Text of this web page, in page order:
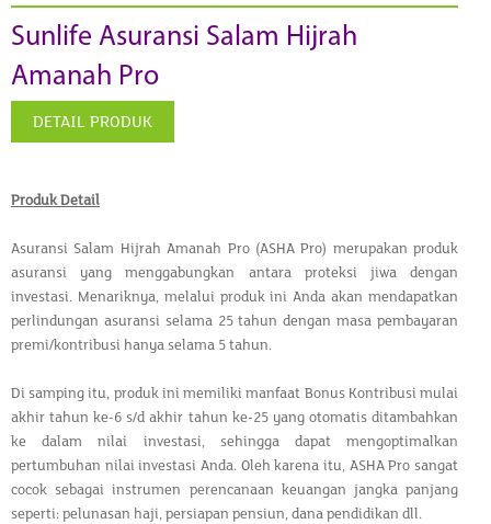
Sunlife Asuransi Salam Hijrah
Amanah Pro
DETAIL PRODUK
Produk Detail
Asuransi Salam Hijrah Amanah Pro (ASHA Pro) merupakan produk
asuransi yang menggabungkan antara proteksi jiwa dengan
investasi. Menariknya, melalui produk ini Anda akan mendapatkan
perlindungan asuransi selama 25 tahun dengan masa pembayaran
premi/kontribusi hanya selama 5 tahun.
Di samping itu, produk ini memiliki manfaat Bonus Kontribusi mulai
akhir tahun ke-6 s/d akhir tahun ke-25 yang otomatis ditambahkan
ke dalam nilai investasi, sehingga dapat mengoptimalkan
pertumbuhan nilai investasi Anda. Oleh karena itu, ASHA Pro sangat
cocok sebagai instrumen perencanaan keuangan jangka panjang
seperti: pelunasan haji, persiapan pensiun, dana pendidikan dll.